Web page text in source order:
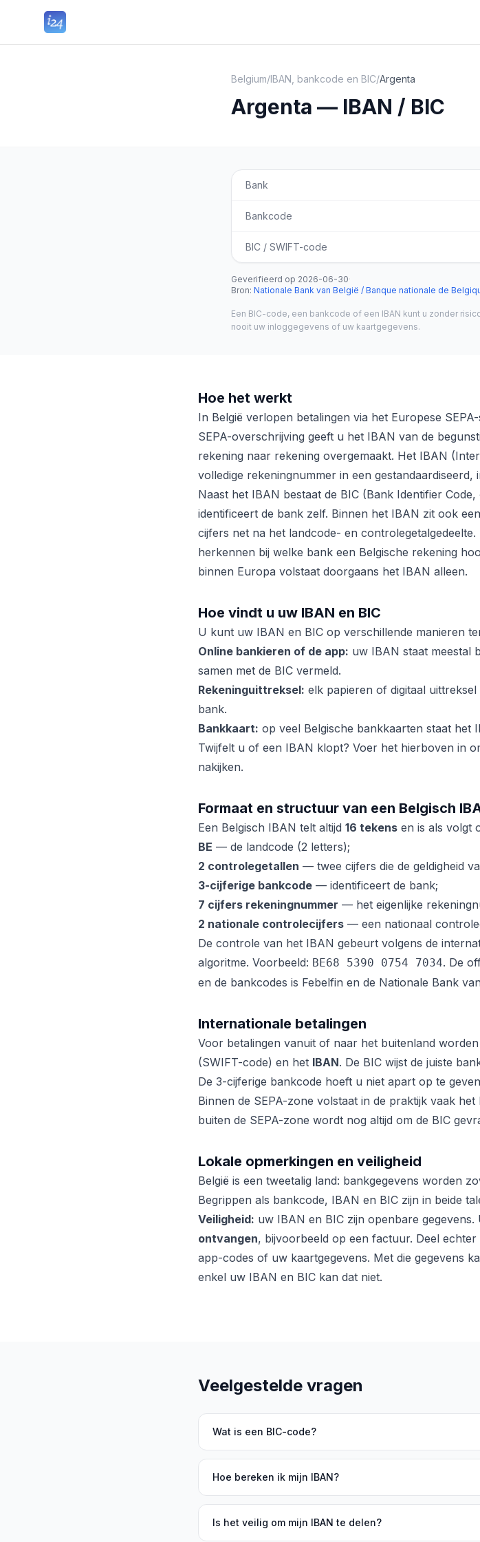
Belgium/IBAN, bankcode en BIC/Argenta
Argenta — IBAN / BIC
Bank
Bankcode
BIC / SWIFT-code
Geverifieerd op 2026-06-30·
Bron: Nationale Bank van België / Banque nationale de
Een BIC-code, een bankcode of een IBAN kunt u zonder
nooit uw inloggegevens of uw kaartgegevens.
Hoe het werkt
In België verlopen betalingen via het Europese
SEPA-overschrijving geeft u het IBAN van de
rekening naar rekening overgemaakt. Het IBAN
volledige rekeningnummer in een gestandaardiseerd,
Naast het IBAN bestaat de BIC (Bank Identifier
identificeert de bank zelf. Binnen het IBAN zit ook
cijfers net na het landcode- en
herkennen bij welke bank een Belgische rekening
binnen Europa volstaat doorgaans het IBAN alleen.
Hoe vindt u uw IBAN en BIC
U kunt uw IBAN en BIC op verschillende manieren
Online bankieren of de app: uw IBAN staat meestal
samen met de BIC vermeld.
Rekeninguittreksel: elk papieren of digitaal
bank.
Bankkaart: op veel Belgische bankkaarten staat het
Twijfelt u of een IBAN klopt? Voer het hierboven in
nakijken.
Formaat en structuur van een Belgisch
Een Belgisch IBAN telt altijd 16 tekens en is als volgt
BE — de landcode (2 letters);
2 controlegetallen — twee cijfers die de geldigheid
3-cijferige bankcode — identificeert de bank;
7 cijfers rekeningnummer — het eigenlijke
2 nationale controlecijfers — een nationaal
De controle van het IBAN gebeurt volgens de
algoritme. Voorbeeld: BE68 5390 0754 7034. De
en de bankcodes is Febelfin en de Nationale Bank
Internationale betalingen
Voor betalingen vanuit of naar het buitenland
(SWIFT-code) en het IBAN. De BIC wijst de juiste
De 3-cijferige bankcode hoeft u niet apart op te
Binnen de SEPA-zone volstaat in de praktijk vaak
buiten de SEPA-zone wordt nog altijd om de BIC
Lokale opmerkingen en veiligheid
België is een tweetalig land: bankgegevens worden
Begrippen als bankcode, IBAN en BIC zijn in beide
Veiligheid: uw IBAN en BIC zijn openbare
ontvangen, bijvoorbeeld op een factuur. Deel echter
app-codes of uw kaartgegevens. Met die gegevens
enkel uw IBAN en BIC kan dat niet.
Veelgestelde vragen
Wat is een BIC-code?
Hoe bereken ik mijn IBAN?
Is het veilig om mijn IBAN te delen?